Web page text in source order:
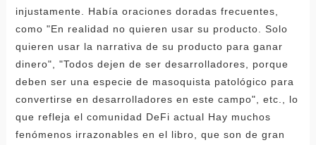
injustamente. Había oraciones doradas frecuentes,
como "En realidad no quieren usar su producto. Solo
quieren usar la narrativa de su producto para ganar
dinero", "Todos dejen de ser desarrolladores, porque
deben ser una especie de masoquista patológico para
convertirse en desarrolladores en este campo", etc., lo
que refleja el comunidad DeFi actual Hay muchos
fenómenos irrazonables en el libro, que son de gran